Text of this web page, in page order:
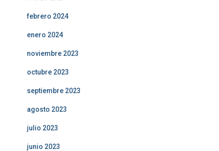
febrero 2024
enero 2024
noviembre 2023
octubre 2023
septiembre 2023
agosto 2023
julio 2023
junio 2023